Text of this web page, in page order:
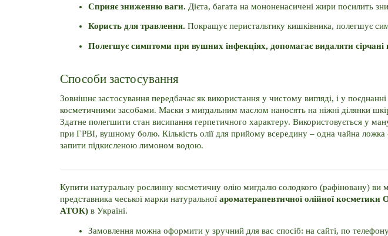
Сприяє зниженню ваги. Дієта, багата на мононенасичені жири посилить
Користь для травлення. Покращує перистальтику кишківника, полегшує
Полегшує симптоми при вушних інфекціях, допомагає видаляти сірчані
Способи застосування
Зовнішнє застосування передбачає як використання у чистому вигляді, і у
косметичними засобами. Маски з мигдальним маслом наносять на ніжні ділянки
Здатне полегшити стан висипання герпетичного характеру. Використовується у
при ГРВІ, вушному болю. Кількість олії для прийому всередину – одна чайна
запити підкисленою лимоном водою.
Купити натуральну рослинну косметичну олію мигдалю солодкого (рафіновану) ви
представника чеської марки натуральної ароматерапевтичної олійної
АТОК) в Україні.
Замовлення можна оформити у зручний для вас спосіб: на сайті, по